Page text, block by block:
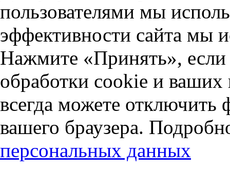
пользователями мы
эффективности сайта мы
Нажмите «Принять», если
обработки cookie и
всегда можете отключить
вашего браузера.
персональных данных